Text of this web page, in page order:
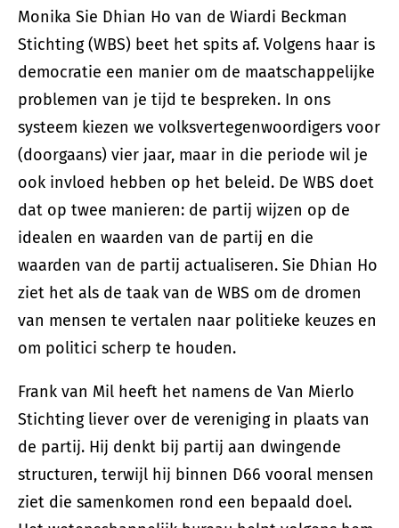
Monika Sie Dhian Ho van de Wiardi Beckman
Stichting (WBS) beet het spits af. Volgens haar is
democratie een manier om de maatschappelijke
problemen van je tijd te bespreken. In ons
systeem kiezen we volksvertegenwoordigers voor
(doorgaans) vier jaar, maar in die periode wil je
ook invloed hebben op het beleid. De WBS doet
dat op twee manieren: de partij wijzen op de
idealen en waarden van de partij en die
waarden van de partij actualiseren. Sie Dhian Ho
ziet het als de taak van de WBS om de dromen
van mensen te vertalen naar politieke keuzes en
om politici scherp te houden.
Frank van Mil heeft het namens de Van Mierlo
Stichting liever over de vereniging in plaats van
de partij. Hij denkt bij partij aan dwingende
structuren, terwijl hij binnen D66 vooral mensen
ziet die samenkomen rond een bepaald doel.